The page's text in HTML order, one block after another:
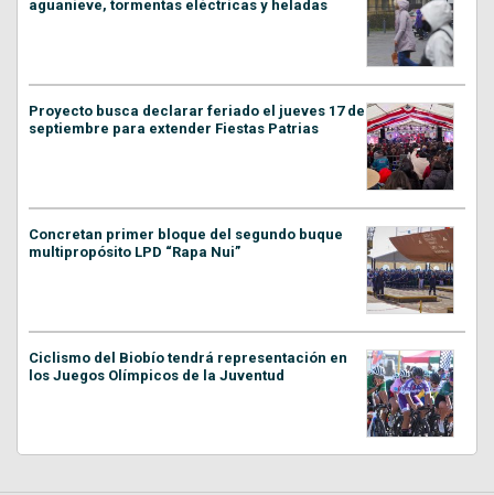
aguanieve, tormentas eléctricas y heladas
Proyecto busca declarar feriado el jueves 17 de
septiembre para extender Fiestas Patrias
Concretan primer bloque del segundo buque
multipropósito LPD “Rapa Nui”
Ciclismo del Biobío tendrá representación en
los Juegos Olímpicos de la Juventud